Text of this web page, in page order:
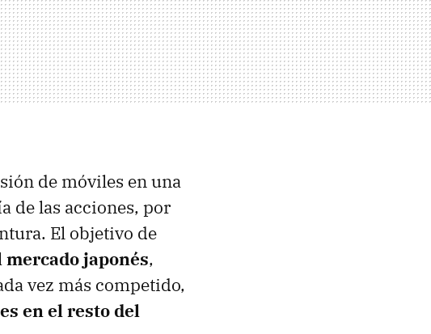
de móviles en una
de las acciones, por
El objetivo de
japonés,
vez más competido,
en el resto del